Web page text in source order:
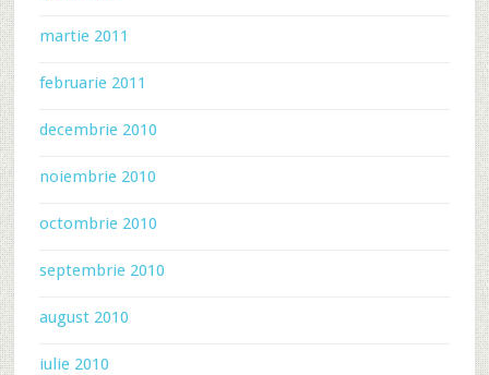
martie 2011
februarie 2011
decembrie 2010
noiembrie 2010
octombrie 2010
septembrie 2010
august 2010
iulie 2010